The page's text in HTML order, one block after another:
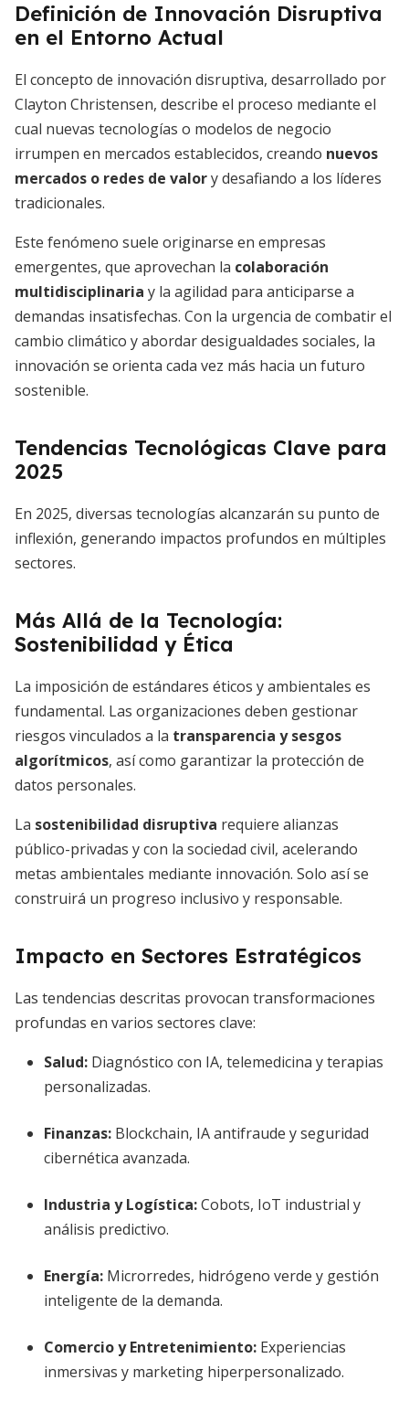
Definición de Innovación Disruptiva
en el Entorno Actual
El concepto de innovación disruptiva, desarrollado por
Clayton Christensen, describe el proceso mediante el
cual nuevas tecnologías o modelos de negocio
irrumpen en mercados establecidos, creando nuevos
mercados o redes de valory desafiando a los líderes
tradicionales.
Este fenómeno suele originarse en empresas
emergentes, que aprovechan la colaboración
multidisciplinaria y la agilidad para anticiparse a
demandas insatisfechas. Con la urgencia de combatir el
cambio climático y abordar desigualdades sociales, la
innovación se orienta cada vez más hacia un futuro
sostenible.
Tendencias Tecnológicas Clave para
2025
En 2025, diversas tecnologías alcanzarán su punto de
inflexión, generando impactos profundos en múltiples
sectores.
Más Allá de la Tecnología:
Sostenibilidad y Ética
La imposición de estándares éticos y ambientales es
fundamental. Las organizaciones deben gestionar
riesgos vinculados a la transparencia y sesgos
algorítmicos, así como garantizar la protección de
datos personales.
La sostenibilidad disruptiva requiere alianzas
público-privadas y con la sociedad civil, acelerando
metas ambientales mediante innovación. Solo así se
construirá un progreso inclusivo y responsable.
Impacto en Sectores Estratégicos
Las tendencias descritas provocan transformaciones
profundas en varios sectores clave:
Salud: Diagnóstico con IA, telemedicina y terapias
personalizadas.
Finanzas: Blockchain, IA antifraude y seguridad
cibernética avanzada.
Industria y Logística:Cobots, IoT industrial y
análisis predictivo.
Energía: Microrredes, hidrógeno verde y gestión
inteligente de la demanda.
Comercio y Entretenimiento: Experiencias
inmersivas y marketing hiperpersonalizado.